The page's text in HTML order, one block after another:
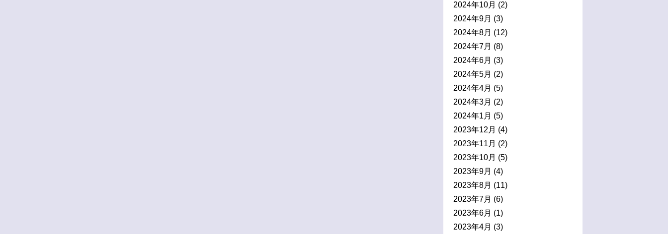
2024年10月 (2)
2024年9月 (3)
2024年8月 (12)
2024年7月 (8)
2024年6月 (3)
2024年5月 (2)
2024年4月 (5)
2024年3月 (2)
2024年1月 (5)
2023年12月 (4)
2023年11月 (2)
2023年10月 (5)
2023年9月 (4)
2023年8月 (11)
2023年7月 (6)
2023年6月 (1)
2023年4月 (3)